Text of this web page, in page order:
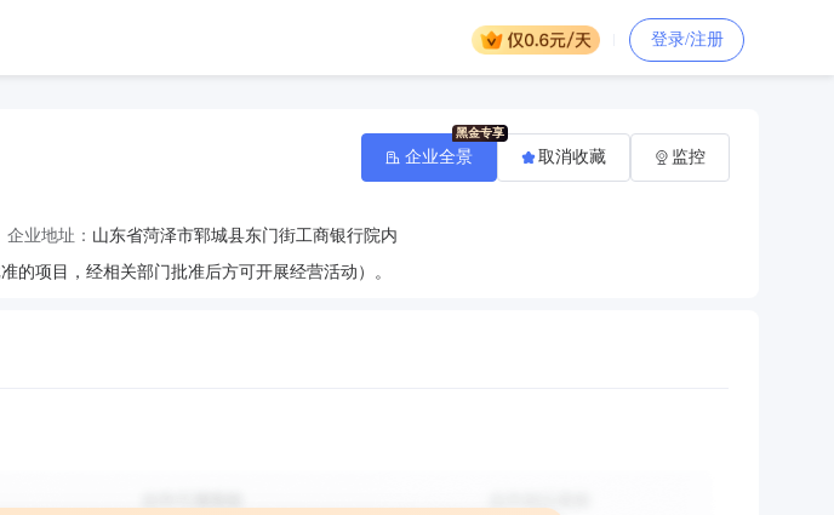
登录/注册
企业地址： 山东省菏泽市郓城县东门街工商银行院内
项目，经相关部门批准后方可开展经营活动）。
企业全景 取消收藏 监控